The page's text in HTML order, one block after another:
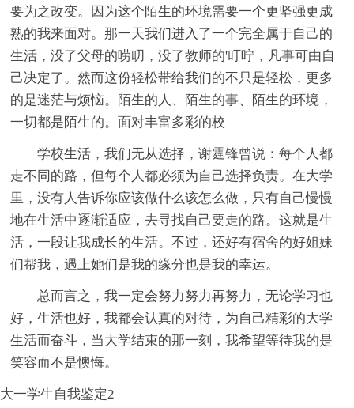
要为之改变。因为这个陌生的环境需要一个更坚强更成
熟的我来面对。那一天我们进入了一个完全属于自己的
生活，没了父母的唠叨，没了教师的'叮咛，凡事可由自
己决定了。然而这份轻松带给我们的不只是轻松，更多
的是迷茫与烦恼。陌生的人、陌生的事、陌生的环境，
一切都是陌生的。面对丰富多彩的校
学校生活，我们无从选择，谢霆锋曾说：每个人都
走不同的路，但每个人都必须为自己选择负责。在大学
里，没有人告诉你应该做什么该怎么做，只有自己慢慢
地在生活中逐渐适应，去寻找自己要走的路。这就是生
活，一段让我成长的生活。不过，还好有宿舍的好姐妹
们帮我，遇上她们是我的缘分也是我的幸运。
总而言之，我一定会努力努力再努力，无论学习也
好，生活也好，我都会认真的对待，为自己精彩的大学
生活而奋斗，当大学结束的那一刻，我希望等待我的是
笑容而不是懊悔。
大一学生自我鉴定2